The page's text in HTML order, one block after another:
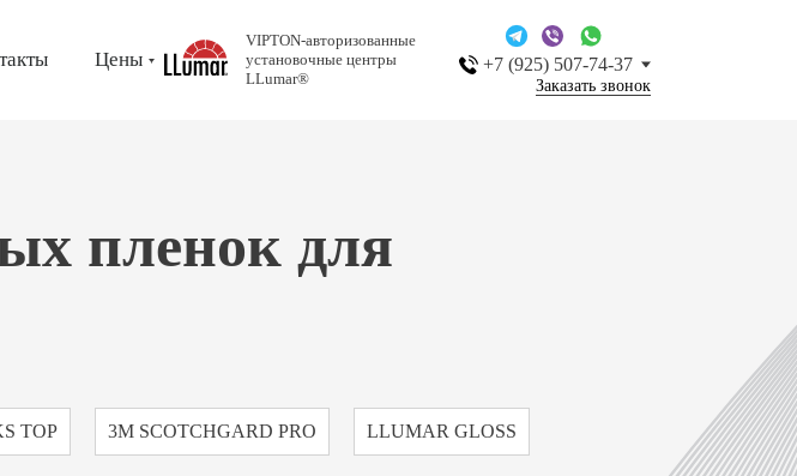
Цены
VIPTON-авторизованные
установочные центры
LLumar®
+7 (925) 507-74-37
Заказать звонок
пленок для
TOP 3M SCOTCHGARD PRO LLUMAR GLOSS